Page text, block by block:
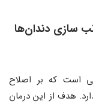
سازی دندان‌ها
است که بر اصلاح
هدف از این درمان